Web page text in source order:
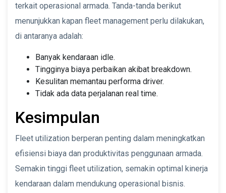
terkait operasional armada. Tanda-tanda berikut
menunjukkan kapan fleet management perlu dilakukan,
di antaranya adalah:
Banyak kendaraan idle.
Tingginya biaya perbaikan akibat breakdown.
Kesulitan memantau performa driver.
Tidak ada data perjalanan real time.
Kesimpulan
Fleet utilization berperan penting dalam meningkatkan
efisiensi biaya dan produktivitas penggunaan armada.
Semakin tinggi fleet utilization, semakin optimal kinerja
kendaraan dalam mendukung operasional bisnis.